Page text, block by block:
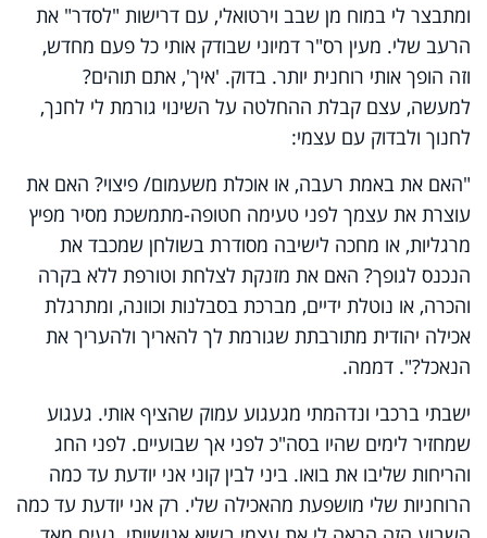
ומתבצר לי במוח מן שבב וירטואלי, עם דרישות "לסדר" את
הרעב שלי. מעין רס"ר דמיוני שבודק אותי כל פעם מחדש,
וזה הופך אותי רוחנית יותר. בדוק. 'איך', אתם תוהים?
למעשה, עצם קבלת ההחלטה על השינוי גורמת לי לחנך,
לחנוך ולבדוק עם עצמי:
"האם את באמת רעבה, או אוכלת משעמום/ פיצוי? האם את
עוצרת את עצמך לפני טעימה חטופה-מתמשכת מסיר מפיץ
מרגליות, או מחכה לישיבה מסודרת בשולחן שמכבד את
הנכנס לגופך? האם את מזנקת לצלחת וטורפת ללא בקרה
והכרה, או נוטלת ידיים, מברכת בסבלנות וכוונה, ומתרגלת
אכילה יהודית מתורבתת שגורמת לך להאריך ולהעריך את
הנאכל?". דממה.
ישבתי ברכבי ונדהמתי מגעגוע עמוק שהציף אותי. געגוע
שמחזיר לימים שהיו בסה"כ לפני אך שבועיים. לפני החג
והריחות שליבו את בואו. ביני לבין קוני אני יודעת עד כמה
הרוחניות שלי מושפעת מהאכילה שלי. רק אני יודעת עד כמה